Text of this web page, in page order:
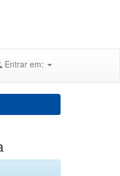
Entrar em: